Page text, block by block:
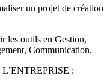
un projet de création
les outils en Gestion,
Communication.
: